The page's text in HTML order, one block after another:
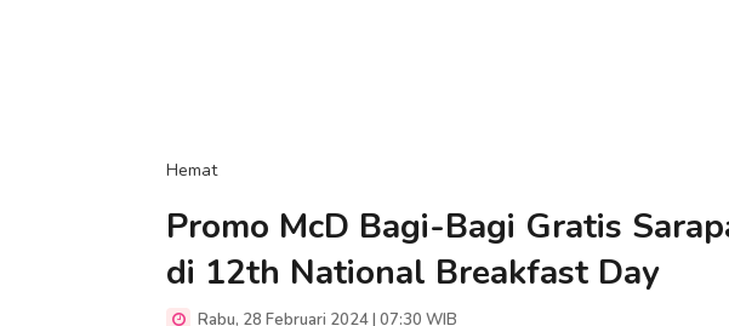
Hemat
Promo McD Bagi-Bagi Gratis
di 12th National Breakfast Day
Rabu, 28 Februari 2024 | 07:30 WIB